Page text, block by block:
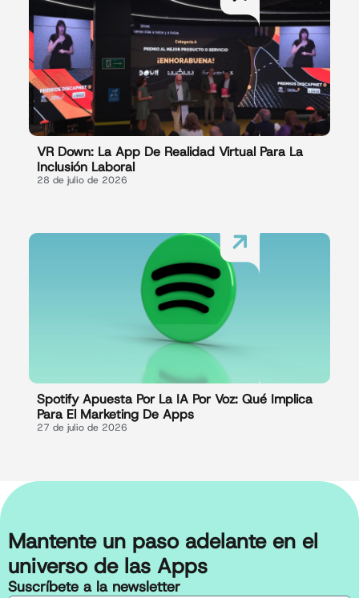
VR Down: La App De Realidad Virtual Para La
Inclusión Laboral
28 de julio de 2026
Spotify Apuesta Por La IA Por Voz: Qué Implica
Para El Marketing De Apps
27 de julio de 2026
Mantente un paso adelante en el
universo de las Apps
Suscríbete a la newsletter